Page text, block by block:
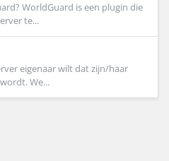
WorldGuard is een plugin die
te...
eigenaar wilt dat zijn/haar
We...